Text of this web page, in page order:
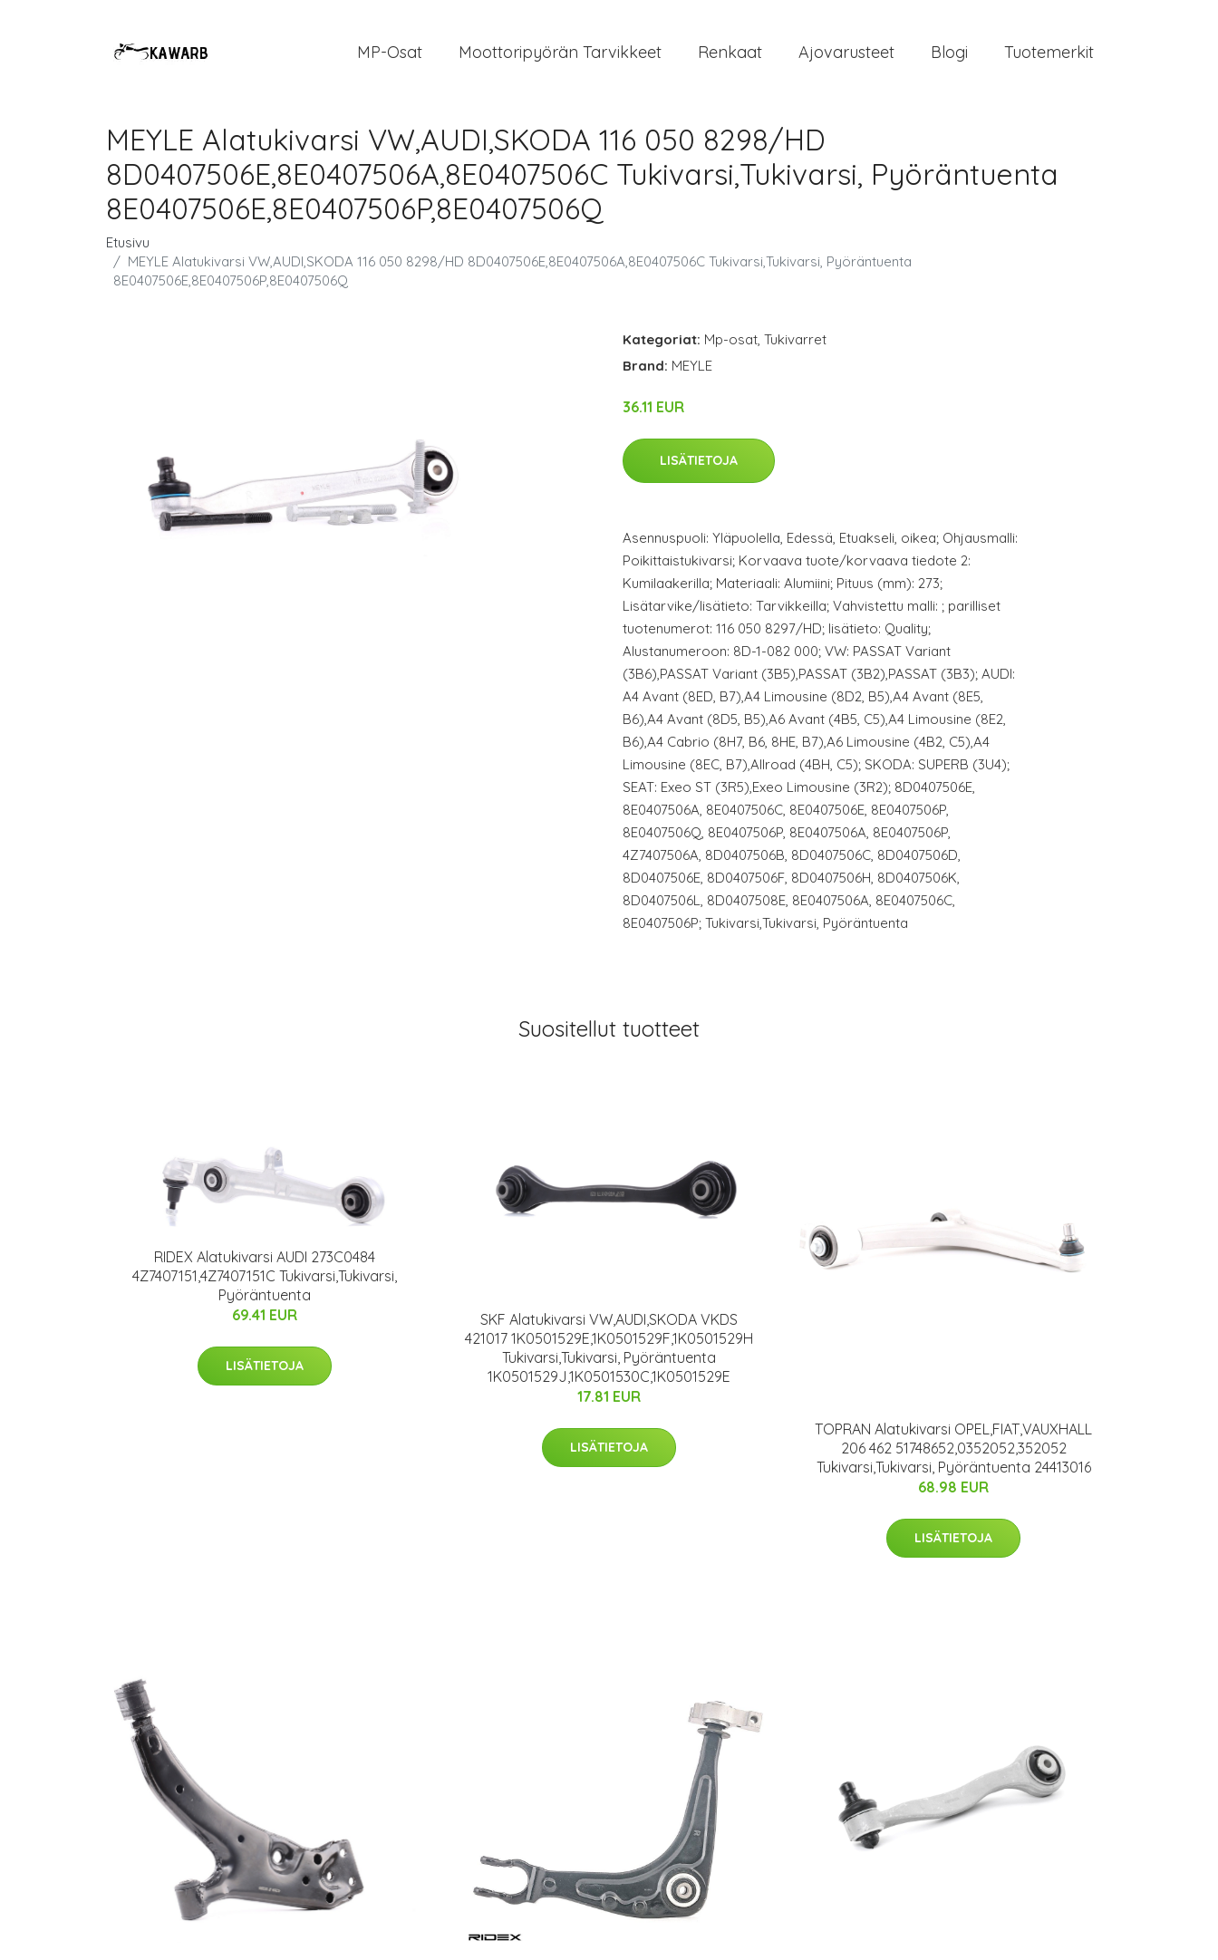
MP-Osat Moottoripyörän Tarvikkeet Renkaat Ajovarusteet Blogi Tuotemerkit
MEYLE Alatukivarsi VW,AUDI,SKODA 116 050 8298/HD
8D0407506E,8E0407506A,8E0407506C Tukivarsi,Tukivarsi, Pyöräntuenta
8E0407506E,8E0407506P,8E0407506Q
Etusivu
MEYLE Alatukivarsi VW,AUDI,SKODA 116 050 8298/HD 8D0407506E,8E0407506A,8E0407506C Tukivarsi,Tukivarsi, Pyöräntuenta
8E0407506E,8E0407506P,8E0407506Q
Kategoriat: Mp-osat, Tukivarret
Brand: MEYLE
36.11 EUR
LISÄTIETOJA
Asennuspuoli: Yläpuolella, Edessä, Etuakseli, oikea; Ohjausmalli:
Poikittaistukivarsi; Korvaava tuote/korvaava tiedote 2:
Kumilaakerilla; Materiaali: Alumiini; Pituus (mm): 273;
Lisätarvike/lisätieto: Tarvikkeilla; Vahvistettu malli: ; parilliset
tuotenumerot: 116 050 8297/HD; lisätieto: Quality;
Alustanumeroon: 8D-1-082 000; VW: PASSAT Variant
(3B6),PASSAT Variant (3B5),PASSAT (3B2),PASSAT (3B3); AUDI:
A4 Avant (8ED, B7),A4 Limousine (8D2, B5),A4 Avant (8E5,
B6),A4 Avant (8D5, B5),A6 Avant (4B5, C5),A4 Limousine (8E2,
B6),A4 Cabrio (8H7, B6, 8HE, B7),A6 Limousine (4B2, C5),A4
Limousine (8EC, B7),Allroad (4BH, C5); SKODA: SUPERB (3U4);
SEAT: Exeo ST (3R5),Exeo Limousine (3R2); 8D0407506E,
8E0407506A, 8E0407506C, 8E0407506E, 8E0407506P,
8E0407506Q, 8E0407506P, 8E0407506A, 8E0407506P,
4Z7407506A, 8D0407506B, 8D0407506C, 8D0407506D,
8D0407506E, 8D0407506F, 8D0407506H, 8D0407506K,
8D0407506L, 8D0407508E, 8E0407506A, 8E0407506C,
8E0407506P; Tukivarsi,Tukivarsi, Pyöräntuenta
Suositellut tuotteet
RIDEX Alatukivarsi AUDI 273C0484
4Z7407151,4Z7407151C Tukivarsi,Tukivarsi,
Pyöräntuenta
69.41 EUR
LISÄTIETOJA
SKF Alatukivarsi VW,AUDI,SKODA VKDS
421017 1K0501529E,1K0501529F,1K0501529H
Tukivarsi,Tukivarsi, Pyöräntuenta
1K0501529J,1K0501530C,1K0501529E
17.81 EUR
LISÄTIETOJA
TOPRAN Alatukivarsi OPEL,FIAT,VAUXHALL
206 462 51748652,0352052,352052
Tukivarsi,Tukivarsi, Pyöräntuenta 24413016
68.98 EUR
LISÄTIETOJA